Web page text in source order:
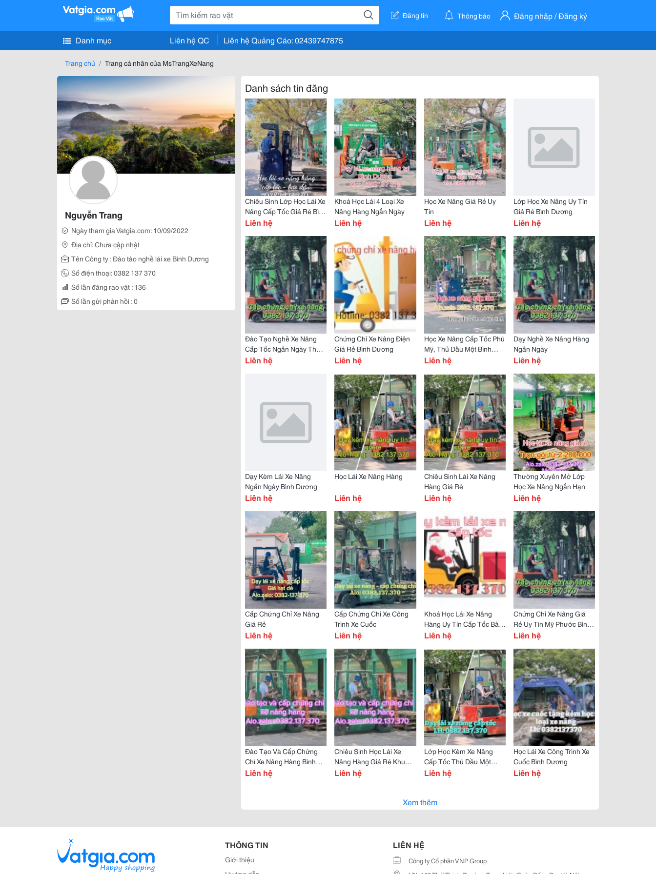
Đăng tin Thông báo Đăng nhập / Đăng ký
Danh mục Liên hệ QC Liên hệ Quảng Cáo: 02439747875
Trang chủ Trang cá nhân của MsTrangXeNang
Nguyễn Trang
Ngày tham gia Vatgia.com: 10/09/2022
Địa chỉ: Chưa cập nhật
Tên Công ty : Đào tào nghề lái xe Bình Dương
Số điện thoại: 0382 137 370
Số lần đăng rao vặt : 136
Số lần gửi phản hồi : 0
Danh sách tin đăng
Chiêu Sinh Lớp Học Lái Xe
Nâng Cấp Tốc Giá Rẻ Bình
Dương
Liên hệ
Khoá Học Lái 4 Loại Xe
Nâng Hàng Ngắn Ngày
Liên hệ
Học Xe Nâng Giá Rẻ Uy
Tín
Liên hệ
Lớp Học Xe Nâng Uy Tín
Giá Rẻ Bình Dương
Liên hệ
Đào Tạo Nghề Xe Nâng
Cấp Tốc Ngắn Ngày Thủ
Dầu Một
Liên hệ
Chứng Chỉ Xe Nâng Điện
Giá Rẻ Bình Dương
Liên hệ
Học Xe Nâng Cấp Tốc Phú
Mỹ, Thủ Dầu Một Bình
Dương
Liên hệ
Dạy Nghề Xe Nâng Hàng
Ngắn Ngày
Liên hệ
Dạy Kèm Lái Xe Nâng
Ngắn Ngày Bình Dương
Liên hệ
Học Lái Xe Nâng Hàng
Liên hệ
Chiêu Sinh Lái Xe Nâng
Hàng Giá Rẻ
Liên hệ
Thường Xuyên Mở Lớp
Học Xe Nâng Ngắn Hạn
Liên hệ
Cấp Chứng Chỉ Xe Nâng
Giá Rẻ
Liên hệ
Cấp Chứng Chỉ Xe Công
Trình Xe Cuốc
Liên hệ
Khoá Học Lái Xe Nâng
Hàng Uy Tín Cấp Tốc Bàu
Bàng Bình Dương
Liên hệ
Chứng Chỉ Xe Nâng Giá
Rẻ Uy Tín Mỹ Phước Bình
Dương
Liên hệ
Đào Tạo Và Cấp Chứng
Chỉ Xe Nâng Hàng Bình
Dương
Liên hệ
Chiêu Sinh Học Lái Xe
Nâng Hàng Giá Rẻ Khu
Công Nghiệp Tân Bình
Liên hệ
Lớp Học Kèm Xe Nâng
Cấp Tốc Thủ Dầu Một
Bình Dương
Liên hệ
Học Lái Xe Công Trình Xe
Cuốc Bình Dương
Liên hệ
Xem thêm
THÔNG TIN
Giới thiệu
LIÊN HỆ
Công ty Cổ phần VNP Group